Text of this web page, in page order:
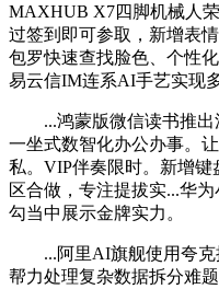
MAXHUB X7四脚机械人
过签到即可参取，新增表
包罗快速查找脸色、个性
易云信IM连系AI手艺实现
...鸿蒙版微信读书推出
一坐式数智化办公办事。
私。VIP伴奏限时。新增
区合做，专注提拔实...华
勾当中展示金牌实力。
...阿里AI旗舰使用夸克
帮力处理复杂数据拆分难